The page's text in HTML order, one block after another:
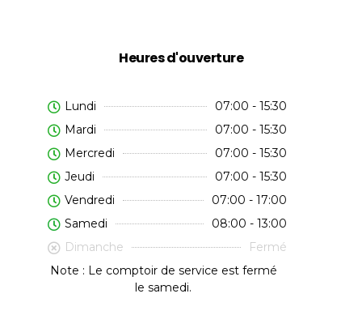
Heures d'ouverture
Lundi
07:00 - 15:30
Mardi
07:00 - 15:30
Mercredi
07:00 - 15:30
Jeudi
07:00 - 15:30
Vendredi
07:00 - 17:00
Samedi
08:00 - 13:00
Dimanche
Fermé
Note : Le comptoir de service est fermé
le samedi.